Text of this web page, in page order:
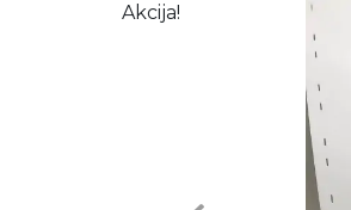
Akcija!